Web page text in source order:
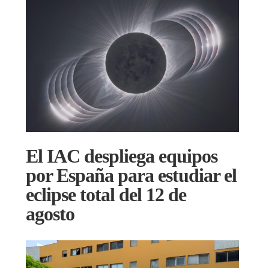
El IAC despliega equipos
por España para estudiar el
eclipse total del 12 de
agosto